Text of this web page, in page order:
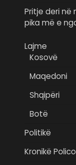
Pritje deri në
pika më e
Lajme
Kosovë
Maqedoni
Shqipëri
Botë
Politikë
Kronikë